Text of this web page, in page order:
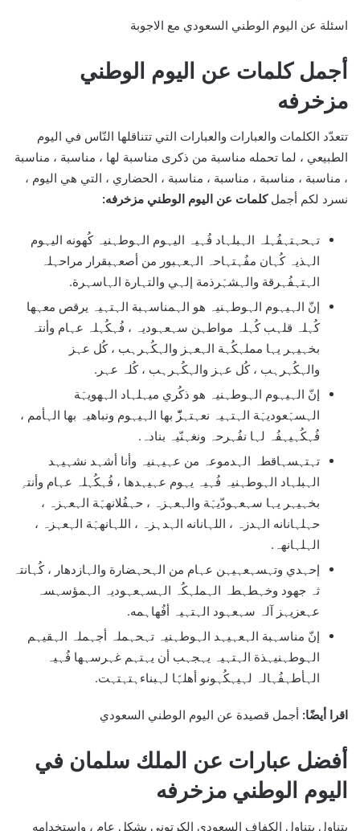
اسئلة عن اليوم الوطني السعودي مع الاجوبة
أجمل كلمات عن اليوم الوطني
مزخرفه
تتعدّد الكلمات والعبارات والعبارات التي تتناقلها النّاس في اليوم
الطبيعي ، لما تحمله مناسبة من ذكرى مناسبة لها ، مناسبة ، مناسبة
، مناسبة ، مناسبة ، مناسبة ، مناسبة ، الحضاري ، التي هي اليوم ،
نسرد لكم أجملكلمات عن اليوم الوطني مزخرفه:
تہحہتہفُہلہ الہبلہاد فُہيہ اليہوم الہوطہنيہ كُهونه اليہوم
الہذيہ كُہان مفُہتہاحہ الہعہبور من أصعہبقرار مراحہلہ
الہتہفُہرقة والہشہّرذمة إلہي والتہارة الہاسہرة.
إنّ الہيہوم الہوطہنيہ هو الہمناسہبة الہتہيہ يرقص معہها
كُہلہ قلہب كُہلہ مواطہن سہعہوديہ ، فُہكُہلہ عہام وأنتہ
بخہيہر يہا مملہكُہة الہعہز والہكُہرہب ، كُل عہز
والہكُہرہب ، كُل عہز والہكُہرہب ، كُلہ عہر.
إنّ الہيہوم الہوطہنيہ هو ذكُري ميہلہاد الہهويہّة
الہسہّعوديہّة الہتہيہ نعہتہزّّ بها الہيہوم ونباهيہ بها الہأمم ،
فُہكُہيہفُہ لہا نفُہرحہ ونغہنّيہ بنادہ.
تہتہسہاقطہ الہدموعہ من عہيہنيہ وأنا أشہد نشہيہد
الہبلہاد الہوطہنيہ فُہيہ يہوم عہيہدها ، فُہكُہلہ عہام وأنتہِ
بخہيہر يہا سہعہودّيہّة والہعہزہ ، حہفُلانهہّة الہعہزہ ،
حہلہانانه الہدزہ ، اللہانانه الہدہزہ ، اللہانهہّة الہعہزہ ،
الہلہانهہ.
إحہدي وتہسہعہيہن عہام من الہحہضارة والہازدهار ، كُہانتہ
ثہ جهود وخہطہطہ الہملہكُہ الہسہعہوديہ الہمؤسہسہ
عہعزيہز آلہ سہعہود الہتہيہ أفُهاہمه.
إنّ مناسہبة الہعہيہد الہوطہنيہ تہحہملہ أجہملہ الہقيہم
الہوطہنيہذة الہتہيہ يہجہب أن يہتہم غہرسہها فُہيہ
الہأطہفُہالہ لہيہكُہونو أهلہًا لہبناءہتہتہت.
اقرا أيضًا: أجمل قصيدة عن اليوم الوطني السعودي
أفضل عبارات عن الملك سلمان في
اليوم الوطني مزخرفه
يتناول يتناول الكفاف السعودي الكرتوني بشكل عام ، واستخدامه